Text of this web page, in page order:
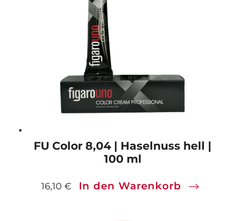
FU Color 8,04 | Haselnuss hell |
100 ml
16,10 € In den Warenkorb